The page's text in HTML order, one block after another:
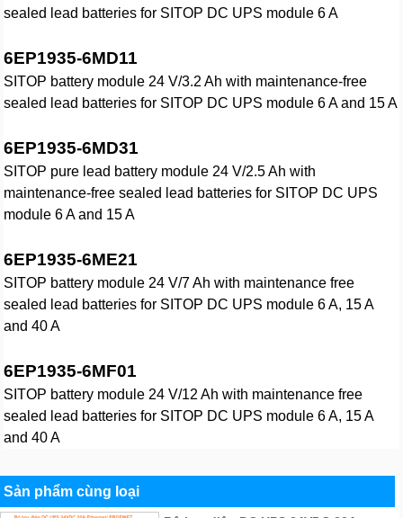
sealed lead batteries for SITOP DC UPS module 6 A
6EP1935-6MD11
SITOP battery module 24 V/3.2 Ah with maintenance-free
sealed lead batteries for SITOP DC UPS module 6 A and 15 A
6EP1935-6MD31
SITOP pure lead battery module 24 V/2.5 Ah with
maintenance-free sealed lead batteries for SITOP DC UPS
module 6 A and 15 A
6EP1935-6ME21
SITOP battery module 24 V/7 Ah with maintenance free
sealed lead batteries for SITOP DC UPS module 6 A, 15 A
and 40 A
6EP1935-6MF01
SITOP battery module 24 V/12 Ah with maintenance free
sealed lead batteries for SITOP DC UPS module 6 A, 15 A
and 40 A
Sản phẩm cùng loại